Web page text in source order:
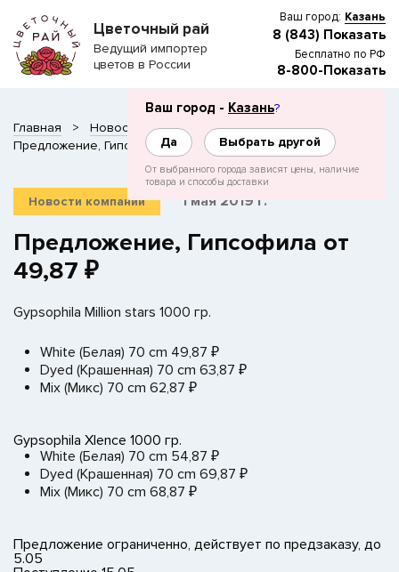
Ваш город: Казань
Ваш город - Казань?
Да Выбрать другой
От выбранного города зависят цены, наличие
товара и способы доставки
8 (843) Показать
Бесплатно по РФ
8-800-Показать
Цветочный рай
Ведущий импортер
цветов в России
Главная
Новости
Предложение, Гипсофила от 49,87 ₽
Новости компании 1 мая 2019 г.
Предложение, Гипсофила от
49,87 ₽
Gypsophila Million stars 1000 гр.
White (Белая) 70 cm 49,87 ₽
Dyed (Крашенная) 70 cm 63,87 ₽
Mix (Микс) 70 cm 62,87 ₽
Gypsophila Xlence 1000 гр.
White (Белая) 70 cm 54,87 ₽
Dyed (Крашенная) 70 cm 69,87 ₽
Mix (Микс) 70 cm 68,87 ₽
Предложение ограниченно, действует по предзаказу, до
5.05